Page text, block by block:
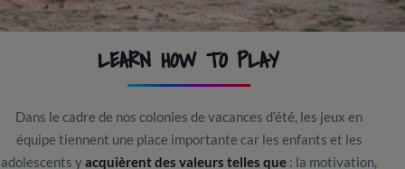
LEARN HOW TO PLAY
Dans le cadre de nos colonies de vacances d’été, les jeux en
équipe tiennent une place importante car les enfants et les
adolescents yacquièrent des valeurs telles que : la motivation,